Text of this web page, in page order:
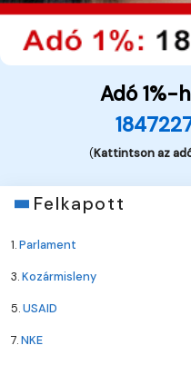
Adó 1%-
(Kattintson az
Felkapott
1.Parlament
3.Kozármisleny
5.USAID
7.NKE